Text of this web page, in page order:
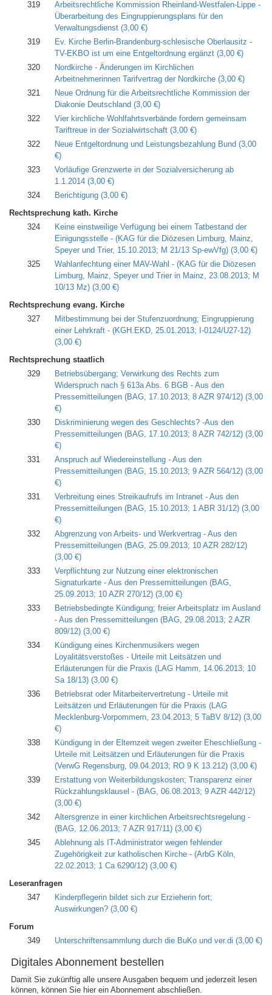
319
Arbeitsrechtliche Kommission­ Rheinland-Westfalen-Lippe -
Überarbeitung des Eingruppierungsplans­ für den
Verwaltungsdienst (3,00 €)
319
Ev. Kirche Berlin-Brandenburg-schlesische Oberlausitz -
TV-EKBO ist um eine Entgeltordnung ergänzt (3,00 €)
320
Nordkirche - Änderungen im Kirchlichen
Arbeitnehmerinnen­ Tarifvertrag der Nordkirche (3,00 €)
321
Neue Ordnung für die Arbeitsrechtliche Kommission der
Diakonie Deutschland (3,00 €)
322
Vier kirchliche Wohlfahrtsverbände fordern gemeinsam
Tariftreue in der Sozialwirtschaft (3,00 €)
322
Neue Entgeltordnung und Leistungsbezahlung Bund (3,00
€)
323
Vorläufige Grenzwerte in der Sozialversicherung ab
1.1.2014 (3,00 €)
324
Berichtigung (3,00 €)
Rechtsprechung kath. Kirche
324
Keine einstweilige Verfügung bei einem Tatbestand der
Einigungsstelle - (KAG für die Diözesen Limburg, Mainz,
Speyer und Trier, 15.10.2013; M 21/13 Sp-ewVfg) (3,00 €)
325
Wahlanfechtung einer MAV-Wahl - (KAG für die Diözesen
Limburg, Mainz, Speyer und Trier in Mainz, 23.08.2013; M
10/13 Mz) (3,00 €)
Rechtsprechung evang. Kirche
327
Mitbestimmung bei der Stufenzuordnung; Eingruppierung
einer Lehrkraft - (KGH.EKD, 25.01.2013; I-0124/U27-12)
(3,00 €)
Rechtsprechung staatlich
329
Betriebsübergang; Verwirkung des Rechts zum
Widerspruch nach § 613a Abs. 6 BGB - Aus den
Pressemitteilungen (BAG, 17.10.2013; 8 AZR 974/12) (3,00
€)
330
Diskriminierung wegen des Geschlechts? -Aus den
Pressemitteilungen (BAG, 17.10.2013; 8 AZR 742/12) (3,00
€)
331
Anspruch auf Wiedereinstellung - Aus den
Pressemitteilungen (BAG, 15.10.2013; 9 AZR 564/12) (3,00
€)
331
Verbreitung eines Streikaufrufs im Intranet - Aus den
Pressemitteilungen (BAG, 15.10.2013; 1 ABR 31/12) (3,00
€)
332
Abgrenzung von Arbeits- und Werkvertrag - Aus den
Pressemitteilungen (BAG, 25.09.2013; 10 AZR 282/12)
(3,00 €)
333
Verpflichtung zur Nutzung einer elektronischen
Signaturkarte - Aus den Pressemitteilungen (BAG,
25.09.2013; 10 AZR 270/12) (3,00 €)
333
Betriebsbedingte Kündigung; freier Arbeitsplatz im Ausland
- Aus den Pressemitteilungen (BAG, 29.08.2013; 2 AZR
809/12) (3,00 €)
334
Kündigung eines Kirchenmusikers­ wegen
Loyalitätsverstoßes - Urteile mit Leitsätzen und
Erläuterungen für die Praxis (LAG Hamm, 14.06.2013; 10
Sa 18/13) (3,00 €)
336
Betriebsrat oder Mitarbeitervertretung - Urteile mit
Leitsätzen und Erläuterungen für die Praxis (LAG
Mecklenburg-Vorpommern, 23.04.2013; 5 TaBV 8/12) (3,00
€)
338
Kündigung in der Elternzeit wegen zweiter Eheschließung -
Urteile mit Leitsätzen und Erläuterungen für die Praxis
(VerwG Regensburg, 09.04.2013; RO 9 K 13.212) (3,00 €)
339
Erstattung von Weiterbildungskosten; Transparenz einer
Rückzahlungsklausel - (BAG, 06.08.2013; 9 AZR 442/12)
(3,00 €)
342
Altersgrenze in einer kirchlichen Arbeitsrechtsregelung -
(BAG, 12.06.2013; 7 AZR 917/11) (3,00 €)
345
Ablehnung als IT-Administrator wegen fehlender
Zugehörigkeit zur katholischen Kirche - (ArbG Köln,
22.02.2013; 1 Ca 6290/12) (3,00 €)
Leseranfragen
347
Kinderpflegerin bildet sich zur Erzieherin fort;
Auswirkungen? (3,00 €)
Forum
349
Unterschriftensammlung durch die BuKo und ver.di (3,00 €)
Digitales Abonnement bestellen
Damit Sie zukünftig alle unsere Ausgaben bequem und jederzeit lesen
können, können Sie hier ein Abonnement abschließen.